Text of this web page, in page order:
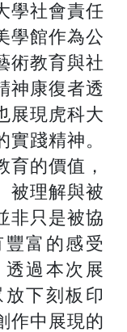
學社會責任
學館作為公
術教育與社
神康復者透
展現虎科大
踐精神。
育的價值，
被理解與被
非只是被協
富的感受
過本次展
下刻板印
作中展現的